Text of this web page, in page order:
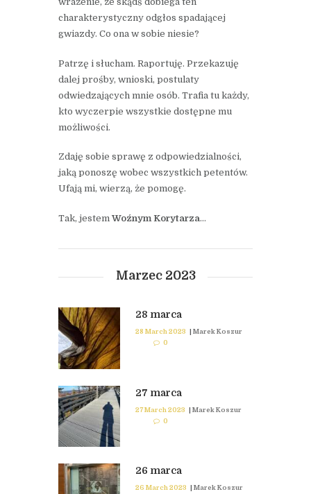
charakterystyczny odgłos spadającej
gwiazdy. Co ona w sobie niesie?
Patrzę i słucham. Raportuję. Przekazuję
dalej prośby, wnioski, postulaty
odwiedzających mnie osób. Trafia tu każdy,
kto wyczerpie wszystkie dostępne mu
możliwości.
Zdaję sobie sprawę z odpowiedzialności,
jaką ponoszę wobec wszystkich petentów.
Ufają mi, wierzą, że pomogę.
Tak, jestem Woźnym Korytarza…
Marzec 2023
28 marca
28 March 2023 | Marek Koszur
0
27 marca
27 March 2023 | Marek Koszur
0
26 marca
26 March 2023 | Marek Koszur